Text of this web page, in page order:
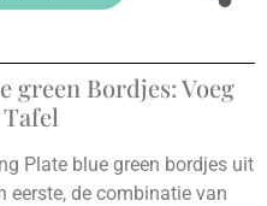
green Bordjes: Voeg
Plate blue green bordjes uit
eerste, de combinatie van